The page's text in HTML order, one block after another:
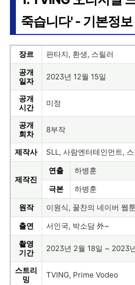
죽습니다' - 기본정보
장르
판타지, 환생, 스릴러
공개
일자
2023년 12월 15일
공개
시간
미정
공개
회차
8부작
제작사 SLL, 사람엔터테인먼트,
제작진
연출
하병훈
극본
하병훈
원작
이원식, 꿀찬의 네이버 웹
출연
서인국, 박소담 外~
촬영
기간
2023년 2월 18일 ~ 2023
스트리
밍
TVING, Prime Vodeo